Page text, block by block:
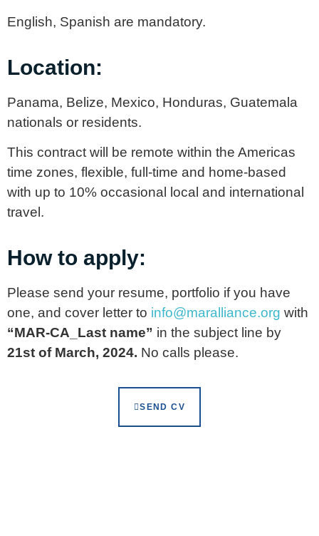
English, Spanish are mandatory.
Location:
Panama, Belize, Mexico, Honduras, Guatemala
nationals or residents.
This contract will be remote within the Americas
time zones, flexible, full-time and home-based
with up to 10% occasional local and international
travel.
How to apply:
Please send your resume, portfolio if you have
one, and cover letter to info@maralliance.org with
“MAR-CA_Last name” in the subject line by
21st of March, 2024. No calls please.
SEND CV